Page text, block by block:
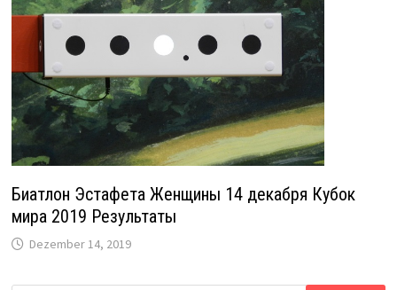
Биатлон Эстафета Женщины 14 декабря Кубок
мира 2019 Результаты
Dezember 14, 2019